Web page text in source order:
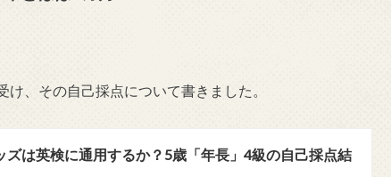
、その自己採点について書きました。
ズは英検に通用するか？5歳「年長」4級の自己採点結